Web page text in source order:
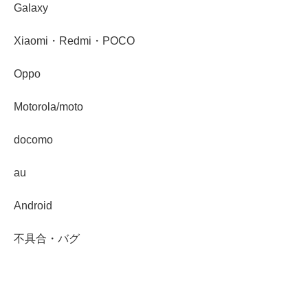
Galaxy
Xiaomi・Redmi・POCO
Oppo
Motorola/moto
docomo
au
Android
不具合・バグ